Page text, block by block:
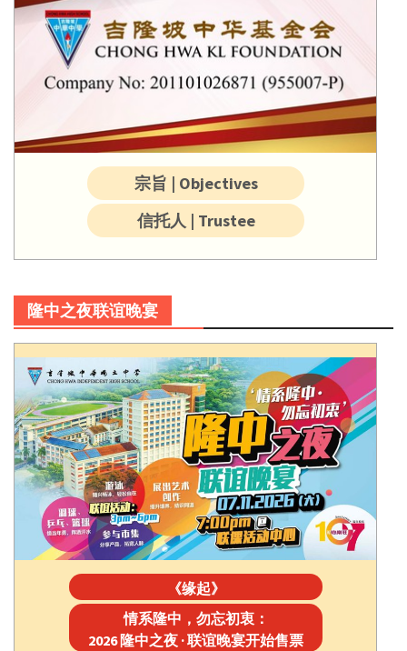
宗旨 | Objectives
信托人 | Trustee
隆中之夜联谊晚宴
《缘起》
情系隆中，勿忘初衷：
2026 隆中之夜 · 联谊晚宴开始售票